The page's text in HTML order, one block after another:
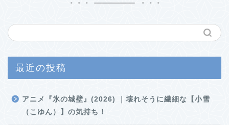
最近の投稿
アニメ『氷の城壁』(2026) ｜壊れそうに繊細な【小雪
（こゆん）】の気持ち！